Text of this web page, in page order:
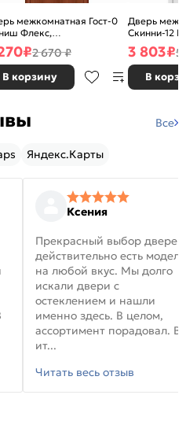
межкомнатная Гост-0
Флекс,
Л-11
глухая, каркасно-
₽2 670 ₽
В корзину
Дверь
Скинни-12
глухая,
3 803₽5
В
Все
Яндекс.Карты
Ксения
Прекрасный выбор
действительно есть модели
на любой вкус. Мы долго
искали двери с
остеклением и нашли
именно здесь. В целом,
ассортимент порадовал. В
ит...
Читать весь отзыв